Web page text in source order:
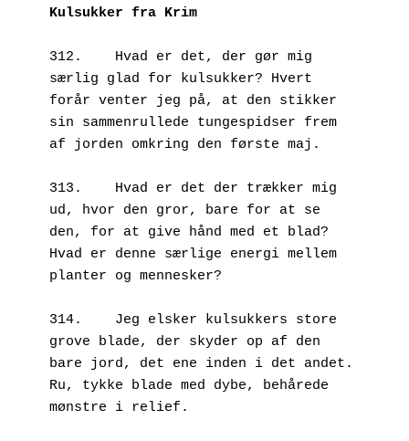
Kulsukker fra Krim
312.	Hvad er det, der gør mig
særlig glad for kulsukker? Hvert
forår venter jeg på, at den stikker
sin sammenrullede tungespidser frem
af jorden omkring den første maj.
313.	Hvad er det der trækker mig
ud, hvor den gror, bare for at se
den, for at give hånd med et blad?
Hvad er denne særlige energi mellem
planter og mennesker?
314.	Jeg elsker kulsukkers store
grove blade, der skyder op af den
bare jord, det ene inden i det andet.
Ru, tykke blade med dybe, behårede
mønstre i relief.